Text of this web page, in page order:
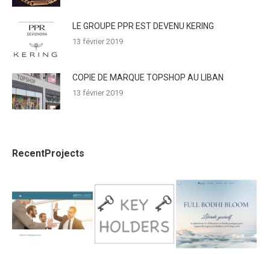
LE GROUPE PPR EST DEVENU KERING
13 février 2019
COPIE DE MARQUE TOPSHOP AU LIBAN
13 février 2019
RecentProjects